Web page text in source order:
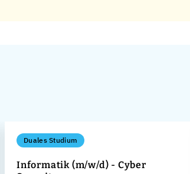
Duales Studium
Informatik (m/w/d) - Cyber